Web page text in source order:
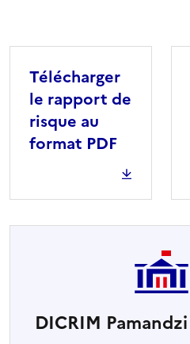
Télécharger
le rapport de
risque au
format PDF
DICRIM Pamandzi